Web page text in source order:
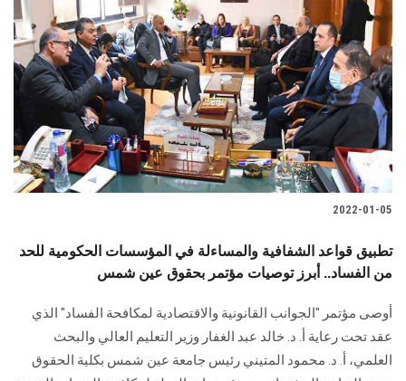
2022-01-05
تطبيق قواعد الشفافية والمساءلة في المؤسسات الحكومية للحد
من الفساد.. أبرز توصيات مؤتمر بحقوق عين شمس
أوصى مؤتمر "الجوانب القانونية والاقتصادية لمكافحة الفساد" الذي
عقد تحت رعاية أ. د. خالد عبد الغفار وزير التعليم العالي والبحث
العلمي، أ. د. محمود المتيني رئيس جامعة عين شمس بكلية الحقوق